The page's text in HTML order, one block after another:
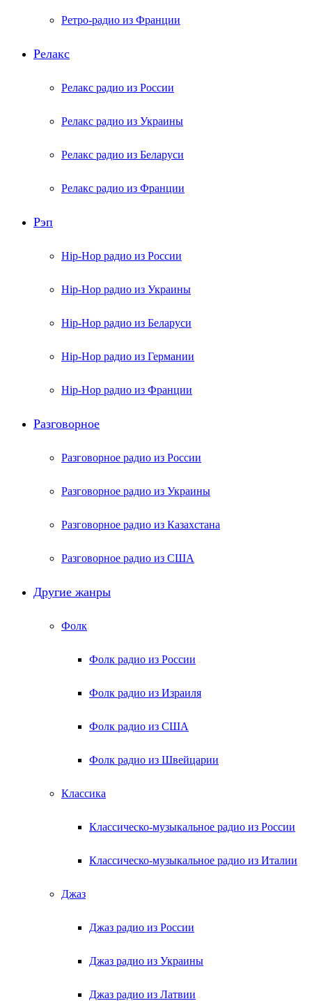
Ретро-радио из Франции
Релакс
Релакс радио из России
Релакс радио из Украины
Релакс радио из Беларуси
Релакс радио из Франции
Рэп
Hip-Hop радио из России
Hip-Hop радио из Украины
Hip-Hop радио из Беларуси
Hip-Hop радио из Германии
Hip-Hop радио из Франции
Разговорное
Разговорное радио из России
Разговорное радио из Украины
Разговорное радио из Казахстана
Разговорное радио из США
Другие жанры
Фолк
Фолк радио из России
Фолк радио из Израиля
Фолк радио из США
Фолк радио из Швейцарии
Классика
Классическо-музыкальное радио из России
Классическо-музыкальное радио из Италии
Джаз
Джаз радио из России
Джаз радио из Украины
Джаз радио из Латвии